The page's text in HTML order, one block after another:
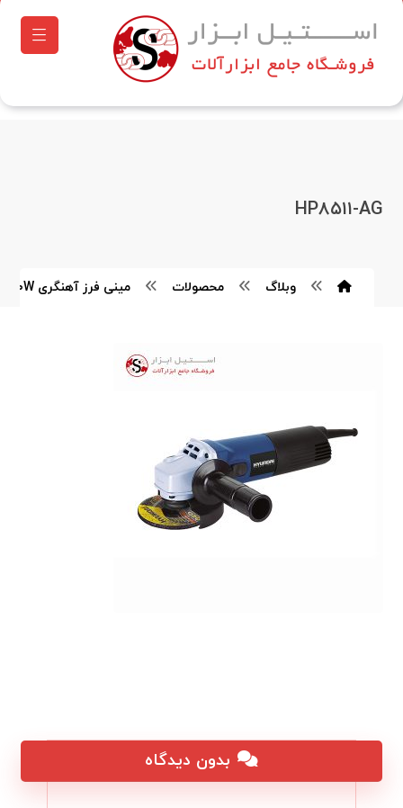
HP۸۵۱۱-AG
وبلاگ محصولات مینی فرز آهنگری ۸۵۰Wهیوندای مدل HP۸۵۱۱-AG
بدون دیدگاه